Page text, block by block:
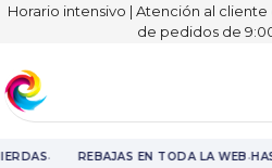
Horario intensivo | Atención al
de pedidos de
· REBAJAS EN TODA LA WEB·